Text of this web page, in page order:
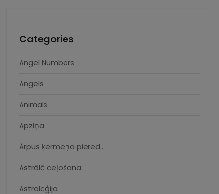
Categories
Angel Numbers
Angels
Animals
Apziņa
Ārpus ķermeņa piered..
Astrālā ceļošana
Astroloģija